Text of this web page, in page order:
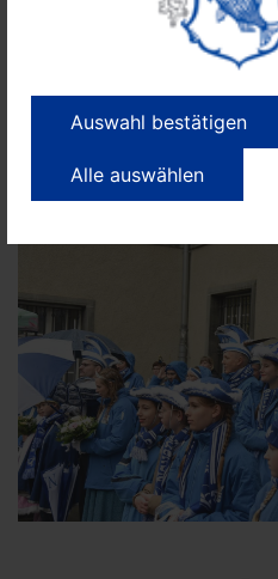
Auswahl bestätigen
Alle auswählen